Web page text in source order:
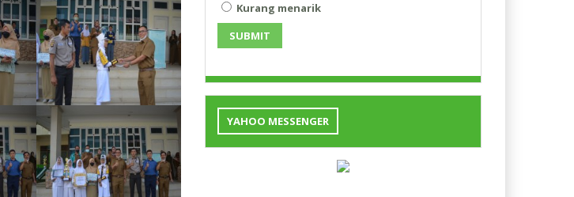
Kurang menarik
SUBMIT
YAHOO MESSENGER